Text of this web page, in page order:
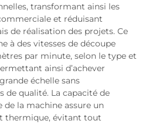
transformant ainsi les
et réduisant
de réalisation des projets. Ce
à des vitesses de découpe
par minute, selon le type et
ainsi d’achever
échelle sans
qualité. La capacité de
la machine assure un
thermique, évitant tout